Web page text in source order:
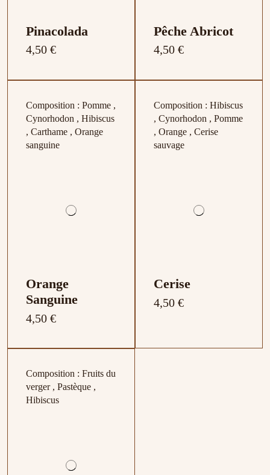
Pinacolada
4,50 €
Pêche Abricot
4,50 €
Composition : Pomme ,
Cynorhodon , Hibiscus
, Carthame , Orange
sanguine
Orange
Sanguine
4,50 €
Composition : Hibiscus
, Cynorhodon , Pomme
, Orange , Cerise
sauvage
Cerise
4,50 €
Composition : Fruits du
verger , Pastèque ,
Hibiscus